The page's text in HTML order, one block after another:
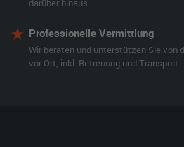
darüber hinaus.
Professionelle Vermittlung
Wir beraten und unterstützen Sie von
vor Ort, inkl. Betreuung und Transport.